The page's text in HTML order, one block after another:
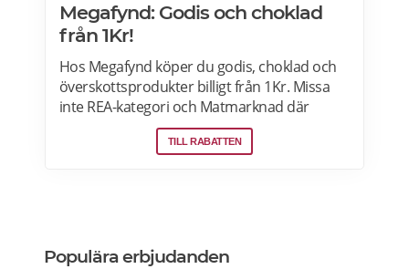
Megafynd: Godis och choklad
från 1Kr!
Hos Megafynd köper du godis, choklad och
överskottsprodukter billigt från 1Kr. Missa
inte REA-kategori och Matmarknad där
Megafynd har hundratals aktuella
erbjudanden varje dag. Läs mer om
TILL RABATTEN
Populära erbjudanden